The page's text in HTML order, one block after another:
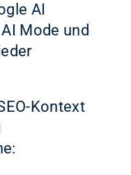
AI
Mode und
Kontext